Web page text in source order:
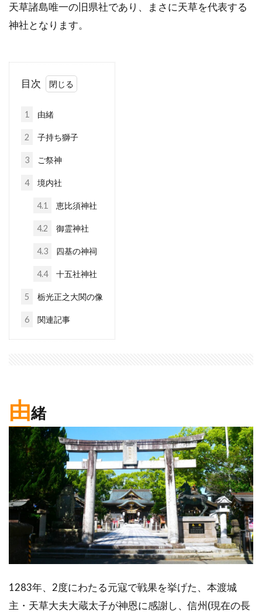
天草諸島唯一の旧県社であり、まさに天草を代表する
神社となります。
目次
1 由緒
2 子持ち獅子
3 ご祭神
4 境内社
4.1 恵比須神社
4.2 御霊神社
4.3 四基の神祠
4.4 十五社神社
5 栃光正之大関の像
6 関連記事
由緒
1283年、2度にわたる元寇で戦果を挙げた、本渡城
主・天草大夫大蔵太子が神恩に感謝し、信州(現在の長